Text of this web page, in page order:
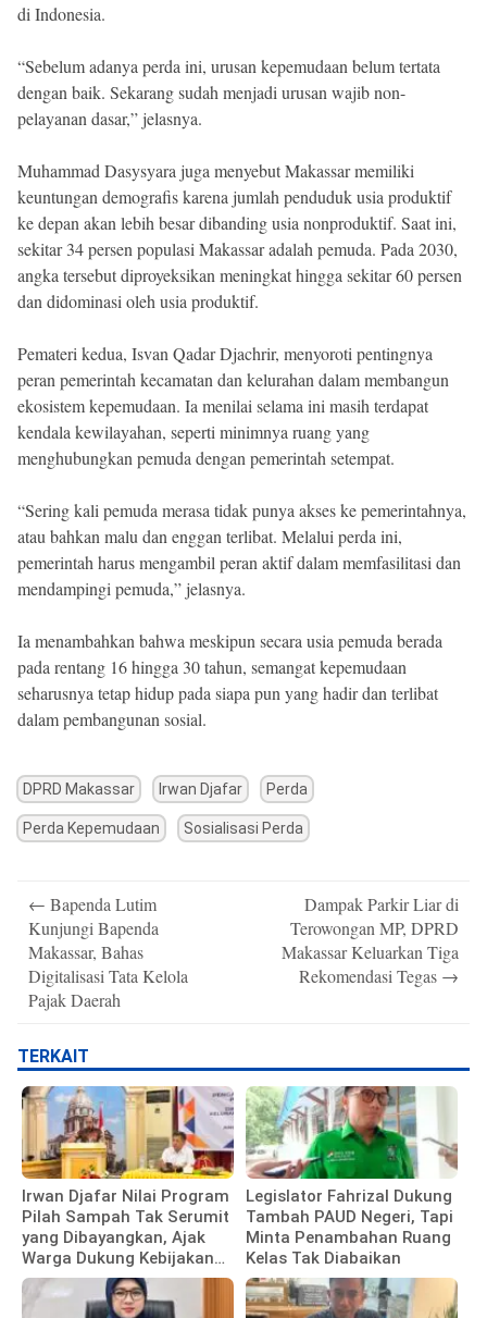
di Indonesia.
“Sebelum adanya perda ini, urusan kepemudaan belum tertata
dengan baik. Sekarang sudah menjadi urusan wajib non-
pelayanan dasar,” jelasnya.
Muhammad Dasysyara juga menyebut Makassar memiliki
keuntungan demografis karena jumlah penduduk usia produktif
ke depan akan lebih besar dibanding usia nonproduktif. Saat ini,
sekitar 34 persen populasi Makassar adalah pemuda. Pada 2030,
angka tersebut diproyeksikan meningkat hingga sekitar 60 persen
dan didominasi oleh usia produktif.
Pemateri kedua, Isvan Qadar Djachrir, menyoroti pentingnya
peran pemerintah kecamatan dan kelurahan dalam membangun
ekosistem kepemudaan. Ia menilai selama ini masih terdapat
kendala kewilayahan, seperti minimnya ruang yang
menghubungkan pemuda dengan pemerintah setempat.
“Sering kali pemuda merasa tidak punya akses ke pemerintahnya,
atau bahkan malu dan enggan terlibat. Melalui perda ini,
pemerintah harus mengambil peran aktif dalam memfasilitasi dan
mendampingi pemuda,” jelasnya.
Ia menambahkan bahwa meskipun secara usia pemuda berada
pada rentang 16 hingga 30 tahun, semangat kepemudaan
seharusnya tetap hidup pada siapa pun yang hadir dan terlibat
dalam pembangunan sosial.
DPRD Makassar Irwan Djafar Perda
Perda Kepemudaan Sosialisasi Perda
navigation
← Bapenda Lutim
Kunjungi Bapenda
Makassar, Bahas
Digitalisasi Tata Kelola
Pajak Daerah
Dampak Parkir Liar di
Terowongan MP, DPRD
Makassar Keluarkan Tiga
Rekomendasi Tegas →
TERKAIT
Irwan Djafar Nilai Program
Pilah Sampah Tak Serumit
yang Dibayangkan, Ajak
Warga Dukung Kebijakan
Pemkot
Legislator Fahrizal Dukung
Tambah PAUD Negeri, Tapi
Minta Penambahan Ruang
Kelas Tak Diabaikan